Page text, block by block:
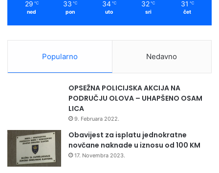
29 ℃
ned
33 ℃
pon
34 ℃
uto
32 ℃
sri
31 ℃
čet
Popularno Nedavno
OPSEŽNA POLICIJSKA AKCIJA NA
PODRUČJU OLOVA – UHAPŠENO OSAM
LICA
9. Februara 2022.
Obavijest za isplatu jednokratne
novčane naknade u iznosu od 100 KM
17. Novembra 2023.